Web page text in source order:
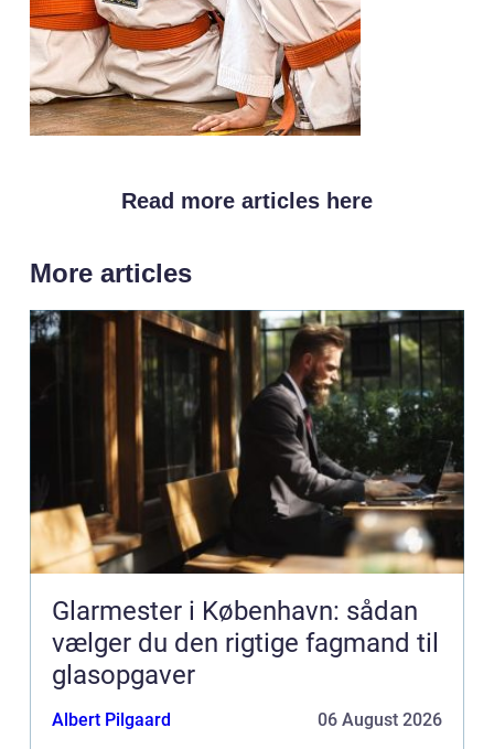
Read more articles here
More articles
Glarmester i København: sådan
vælger du den rigtige fagmand til
glasopgaver
Albert Pilgaard 06 August 2026